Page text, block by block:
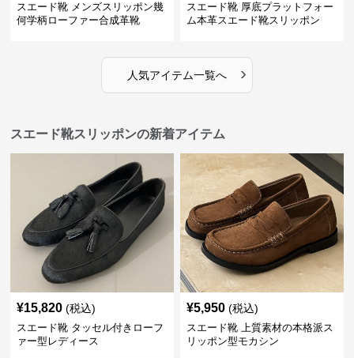
スエード靴 メンズスリッポン幾
何学柄ローファー合成革靴
スエード靴 厚底プラットフォー
ム本革スエード靴スリッポン
人気アイテム一覧へ ›
スエード靴スリッポンの新着アイテム
¥15,820 (税込)
スエード靴 タッセル付きローフ
ァー型レディース
¥5,950 (税込)
スエード靴 上質素材の本格派ス
リッポン型モカシン